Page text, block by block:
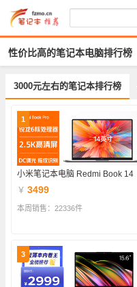
性价比高的笔记本电脑排行榜
3000元左右的笔记本排行榜
1
小米笔记本电脑 Redmi Book 14
￥ 3499
本周销售：22336件
3